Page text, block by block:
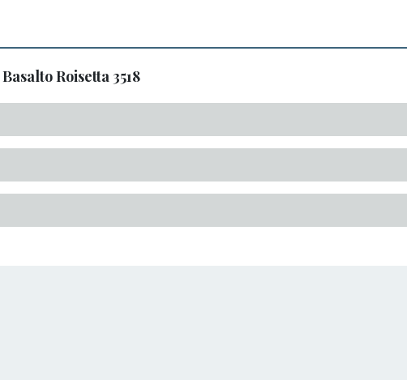
Basalto Roisetta 3518